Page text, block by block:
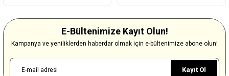
E-Bültenimize Kayıt Olun!
Kampanya ve yeniliklerden haberdar olmak için e-bültenimize abone olun!
Kayıt Ol